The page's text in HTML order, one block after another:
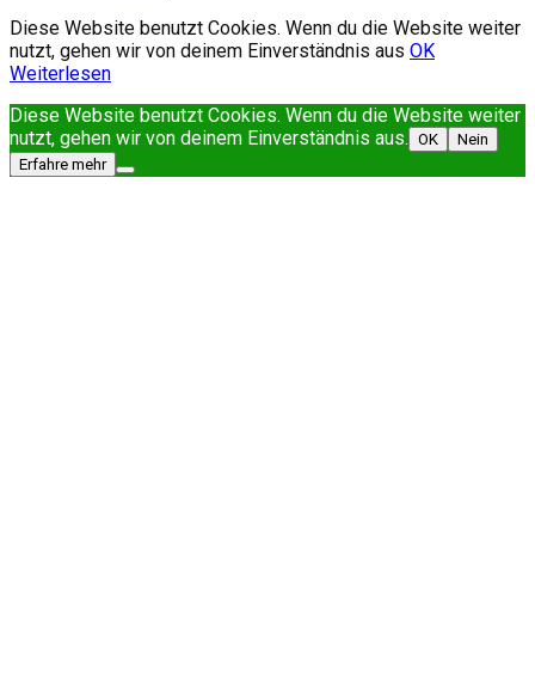
Diese Website benutzt Cookies. Wenn du die Website weiter
nutzt, gehen wir von deinem Einverständnis aus OK
Weiterlesen
Diese Website benutzt Cookies. Wenn du die Website weiter
nutzt, gehen wir von deinem Einverständnis aus. OK
Nein
Erfahre mehr